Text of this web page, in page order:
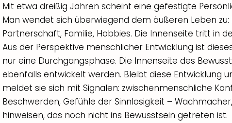
Mit etwa dreißig Jahren scheint eine gefestigte
Man wendet sich überwiegend dem äußeren Leben zu:
Partnerschaft, Familie, Hobbies. Die Innenseite tritt in
Aus der Perspektive menschlicher Entwicklung ist
nur eine Durchgangsphase. Die Innenseite des
ebenfalls entwickelt werden. Bleibt diese Entwicklung
meldet sie sich mit Signalen: zwischenmenschliche
Beschwerden, Gefühle der Sinnlosigkeit –
hinweisen, das noch nicht ins Bewusstsein getreten ist.